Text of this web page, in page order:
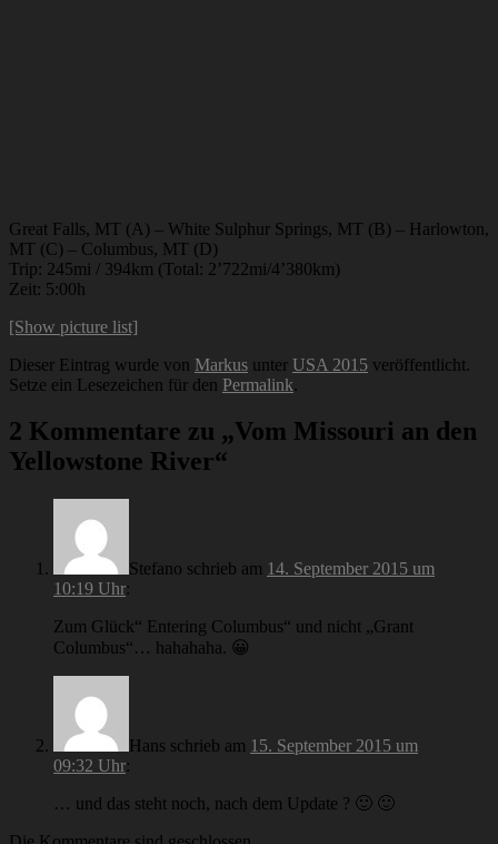
Great Falls, MT (A) – White Sulphur Springs, MT (B) – Harlowton,
MT (C) – Columbus, MT (D)
Trip: 245mi / 394km (Total: 2’722mi/4’380km)
Zeit: 5:00h
[Show picture list]
Dieser Eintrag wurde von Markus unter USA 2015 veröffentlicht.
Setze ein Lesezeichen für den Permalink.
2 Kommentare zu „Vom Missouri an den
Yellowstone River“
Stefano schrieb am 14. September 2015 um
10:19 Uhr:
Zum Glück“ Entering Columbus“ und nicht „Grant
Columbus“… hahahaha. 😀
Hans schrieb am 15. September 2015 um
09:32 Uhr:
… und das steht noch, nach dem Update ? 🙂 🙂